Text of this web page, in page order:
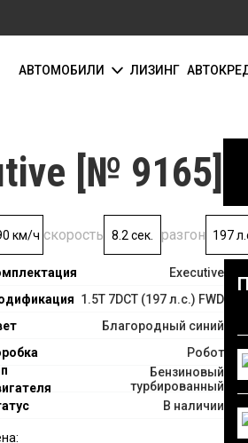
АВТОМОБИЛИ ЛИЗИНГ
[№ 9165]
Executive
1.5T 7DCT (197 л.с.) FWD
Благородный синий
Робот
Бензиновый
турбированный
В наличии
км/ч скорость 8.2 сек. разгон 197